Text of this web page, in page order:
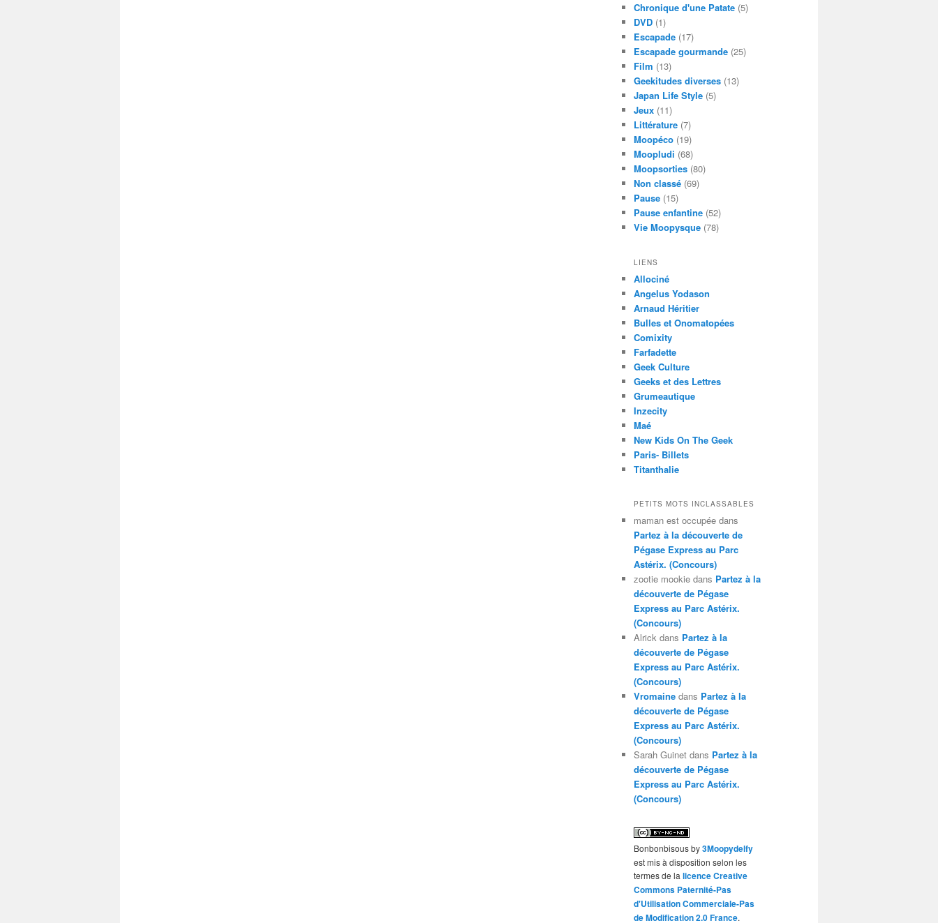
Chronique d'une Patate (5)
DVD (1)
Escapade (17)
Escapade gourmande (25)
Film (13)
Geekitudes diverses (13)
Japan Life Style (5)
Jeux (11)
Littérature (7)
Moopéco (19)
Moopludi (68)
Moopsorties (80)
Non classé (69)
Pause (15)
Pause enfantine (52)
Vie Moopysque (78)
LIENS
Allociné
Angelus Yodason
Arnaud Héritier
Bulles et Onomatopées
Comixity
Farfadette
Geek Culture
Geeks et des Lettres
Grumeautique
Inzecity
Maé
New Kids On The Geek
Paris- Billets
Titanthalie
PETITS MOTS INCLASSABLES
maman est occupée dans
Partez à la découverte de
Pégase Express au Parc
Astérix. (Concours)
zootie mookie dans Partez à la
découverte de Pégase
Express au Parc Astérix.
(Concours)
Alrick dans Partez à la
découverte de Pégase
Express au Parc Astérix.
(Concours)
Vromaine dans Partez à la
découverte de Pégase
Express au Parc Astérix.
(Concours)
Sarah Guinet dans Partez à la
découverte de Pégase
Express au Parc Astérix.
(Concours)
Bonbonbisousby3Moopydelfy
est mis à disposition selon les
termes de la licence Creative
Commons Paternité-Pas
d'Utilisation Commerciale-Pas
de Modification 2.0 France.